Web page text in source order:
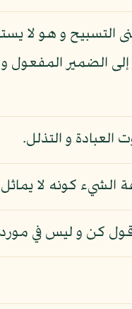
التسبيح و هو
المفعول و
العبادة و التذلل.
الشيء كونه لا
كن و ليس في